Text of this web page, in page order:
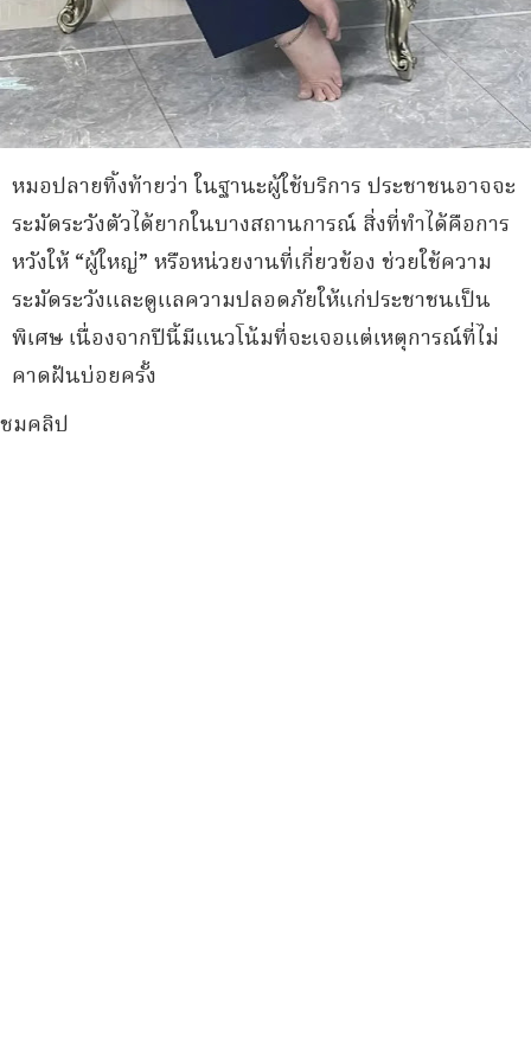
หมอปลายทิ้งท้ายว่า ในฐานะผู้ใช้บริการ ประชาชนอาจจะ
ระมัดระวังตัวได้ยากในบางสถานการณ์ สิ่งที่ทำได้คือการ
หวังให้ “ผู้ใหญ่” หรือหน่วยงานที่เกี่ยวข้อง ช่วยใช้ความ
ระมัดระวังและดูแลความปลอดภัยให้แก่ประชาชนเป็น
พิเศษ เนื่องจากปีนี้มีแนวโน้มที่จะเจอแต่เหตุการณ์ที่ไม่
คาดฝันบ่อยครั้ง
ชมคลิป